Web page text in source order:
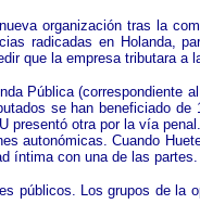
organización tras la
radicadas en Holanda,
que la empresa tributara a
Pública (correspondiente
se han beneficiado de
otra por la vía
autonómicas. Cuando
íntima con una de las partes.
públicos. Los grupos de la